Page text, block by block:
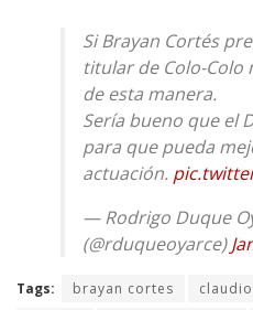
Si Brayan Cortés
titular de Colo-Colo
de esta manera.
Sería bueno que el
para que pueda
actuación.
— Rodrigo Duque
(@rduqueoyarce)
Tags: brayan cortes